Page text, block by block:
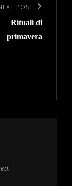
POST
Rituali di
primavera